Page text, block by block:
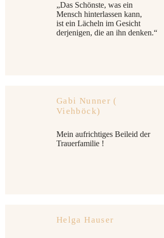
„Das Schönste, was ein
Mensch hinterlassen kann,
ist ein Lächeln im Gesicht
derjenigen, die an ihn denken.“
Gabi Nunner (
Viehböck)
Mein aufrichtiges Beileid der
Trauerfamilie !
Helga Hauser